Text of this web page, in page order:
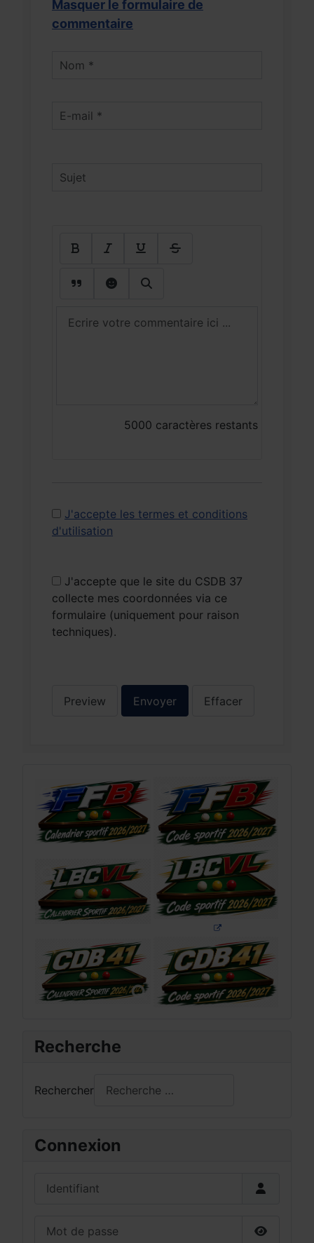
Masquer le formulaire de
commentaire
5000 caractères restants
J'accepte les termes et conditions
d'utilisation
J'accepte que le site du CSDB 37
collecte mes coordonnées via ce
formulaire (uniquement pour raison
techniques).
Preview Envoyer Effacer
Recherche
Rechercher
Connexion